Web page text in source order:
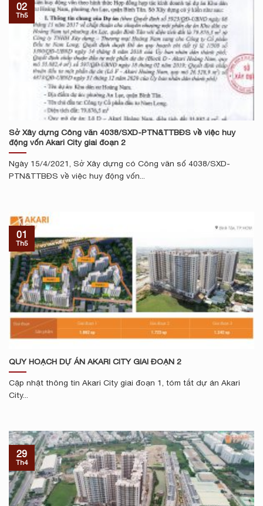
Sở Xây dựng Công văn 4038/SXD-PTN&TTBĐS về việc huy
động vốn Akari City giai đoạn 2
Ngày 15/4/2021, Sở Xây dựng có Công văn số 4038/SXD-
PTN&TTBĐS về việc huy động vốn...
02
Th5
QUY HOẠCH DỰ ÁN AKARI CITY GIAI ĐOẠN 2
Cập nhật thông tin Akari City giai đoạn 1, tóm tắt dự án Akari
City...
01
Th5
29
Th4